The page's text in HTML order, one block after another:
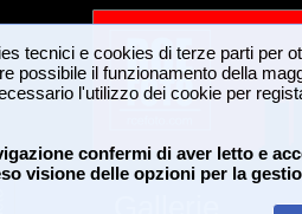
tecnici e cookies di terze parti per
possibile il funzionamento della
l'utilizzo dei cookie per
confermi di aver letto e
visione delle opzioni per la